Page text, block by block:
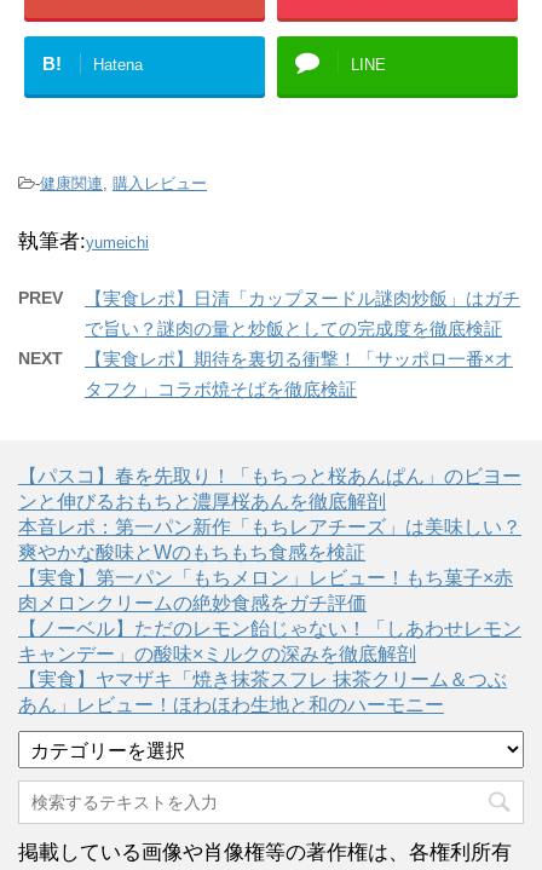
B! Hatena LINE
-健康関連 購入レビュー
執筆者:yumeichi
PREV
【実食レポ】日清「カップヌードル謎肉炒飯」はガチ
で旨い？謎肉の量と炒飯としての完成度を徹底検証
NEXT
【実食レポ】期待を裏切る衝撃！「サッポロ一番×オ
タフク」コラボ焼そばを徹底検証
【パスコ】春を先取り！「もちっと桜あんぱん」のビヨー
ンと伸びるおもちと濃厚桜あんを徹底解剖
本音レポ：第一パン新作「もちレアチーズ」は美味しい？
爽やかな酸味とWのもちもち食感を検証
【実食】第一パン「もちメロン」レビュー！もち菓子×赤
肉メロンクリームの絶妙食感をガチ評価
【ノーベル】ただのレモン飴じゃない！「しあわせレモン
キャンデー」の酸味×ミルクの深みを徹底解剖
【実食】ヤマザキ「焼き抹茶スフレ 抹茶クリーム＆つぶ
あん」レビュー！ほわほわ生地と和のハーモニー
テ
ゴ
リ
ー
掲載している画像や肖像権等の著作権は、各権利所有